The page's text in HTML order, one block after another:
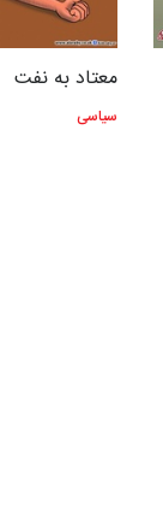
معتاد به نفت
سیاسی